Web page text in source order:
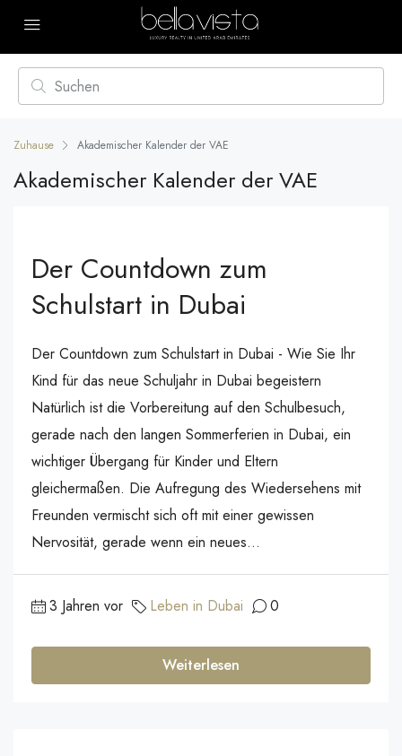
Zuhause Akademischer Kalender der VAE
Akademischer Kalender der VAE
Der Countdown zum
Schulstart in Dubai
Der Countdown zum Schulstart in Dubai - Wie Sie Ihr
Kind für das neue Schuljahr in Dubai begeistern
Natürlich ist die Vorbereitung auf den Schulbesuch,
gerade nach den langen Sommerferien in Dubai, ein
wichtiger Übergang für Kinder und Eltern
gleichermaßen. Die Aufregung des Wiedersehens mit
Freunden vermischt sich oft mit einer gewissen
Nervosität, gerade wenn ein neues...
3 Jahren vor Leben in Dubai 0
Weiterlesen